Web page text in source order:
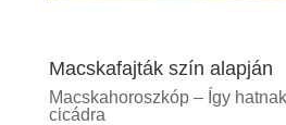
Macskafajták szín alapján
Macskahoroszkóp – Így
cicádra